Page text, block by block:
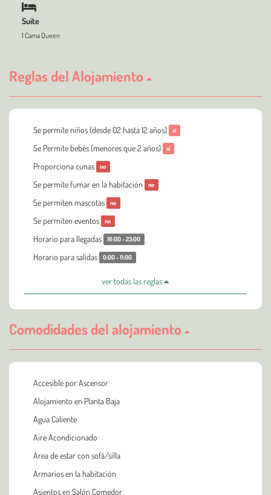
Suite
1 Cama Queen
Reglas del Alojamiento
Se permite niños (desde 02 hasta 12 años) sí
Se Permite bebés (menores que 2 años) sí
Proporciona cunas no
Se permite fumar en la habitación no
Se permiten mascotas no
Se permiten eventos no
Horario para llegadas 16:00 - 23:00
Horario para salidas 0:00 - 11:00
ver todas las reglas
Comodidades del alojamiento
Accesible por Ascensor
Alojamiento en Planta Baja
Agua Caliente
Aire Acondicionado
Área de estar con sofá/silla
Armarios en la habitación
Asientos en Salón Comedor